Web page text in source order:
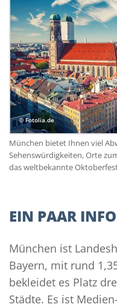
© Fotolia.de
München bietet Ihnen viel
Sehenswürdigkeiten, Orte
das weltbekannte
EIN PAAR
München ist
Bayern, mit rund
bekleidet es Platz
Städte. Es ist